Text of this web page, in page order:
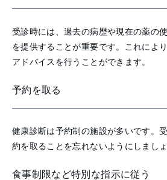
受診時には、過去の病歴や現在の薬の
を提供することが重要です。これによ
アドバイスを行うことができます。
予約を取る
健康診断は予約制の施設が多いです。
約を取ることを忘れないようにしましょ
食事制限など特別な指示に従う